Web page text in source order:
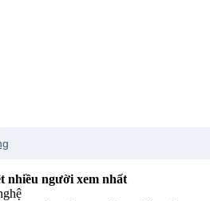
nhiều người xem nhất